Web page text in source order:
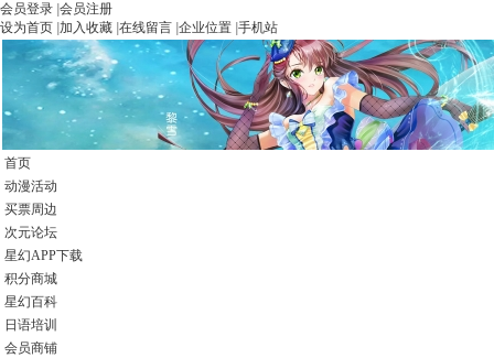
会员登录 会员注册
设为首页 加入收藏 在线留言 企业位置 手机站
首页
动漫活动
买票周边
次元论坛
星幻APP下载
积分商城
星幻百科
日语培训
会员商铺